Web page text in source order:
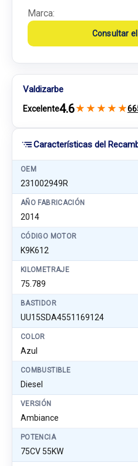
Características del
OEM
231002949R
AÑO FABRICACIÓN
2014
CÓDIGO MOTOR
K9K612
KILOMETRAJE
75.789
BASTIDOR
UU15SDA4551169124
COLOR
Azul
COMBUSTIBLE
Diesel
VERSIÓN
Ambiance
POTENCIA
75CV 55KW
Marca:
Consultar
Valdizarbe
Excelente4.6★ ★ ★ ★ ★